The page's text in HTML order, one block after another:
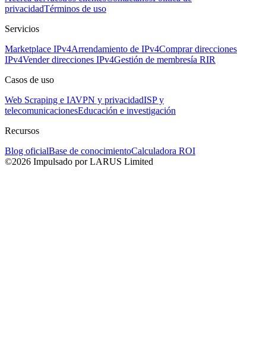
privacidadTérminos de uso
Servicios
Marketplace IPv4Arrendamiento de IPv4Comprar direcciones
IPv4Vender direcciones IPv4Gestión de membresía RIR
Casos de uso
Web Scraping e IAVPN y privacidadISP y
telecomunicacionesEducación e investigación
Recursos
Blog oficialBase de conocimientoCalculadora ROI
©2026 Impulsado por LARUS Limited